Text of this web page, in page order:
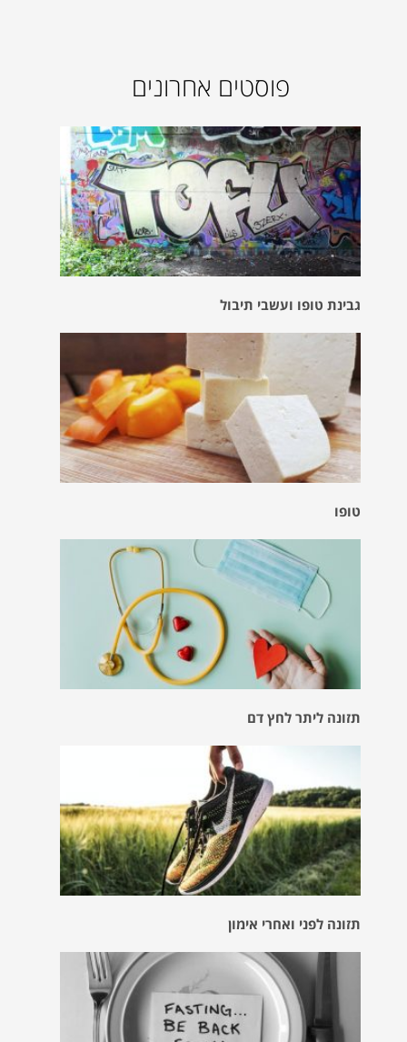
פוסטים אחרונים
גבינת טופו ועשבי תיבול
טופו
תזונה ליתר לחץ דם
תזונה לפני ואחרי אימון